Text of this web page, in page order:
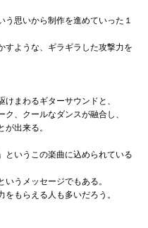
う思いから制作を進めていった１
すような、ギラギラした攻撃力を
まわるギターサウンドと、
、クールなダンスが融合し、
出来る。
というこの楽曲に込められている
いうメッセージでもある。
もらえる人も多いだろう。